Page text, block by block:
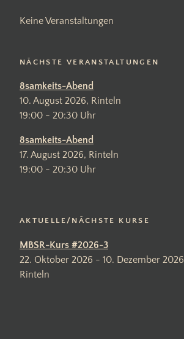
Keine Veranstaltungen
NÄCHSTE VERANSTALTUNGEN
8samkeits-Abend
10. August 2026, Rinteln
19:00 - 20:30 Uhr
8samkeits-Abend
17. August 2026, Rinteln
19:00 - 20:30 Uhr
AKTUELLE/NÄCHSTE KURSE
MBSR-Kurs #2026-3
22. Oktober 2026 - 10. Dezember 2026
Rinteln